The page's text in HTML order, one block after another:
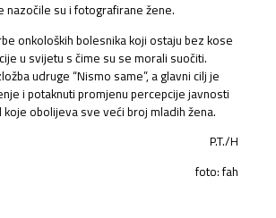
nazočile su i fotografirane žene.
onkoloških bolesnika koji ostaju bez kose
u svijetu s čime su se morali suočiti.
udruge “Nismo same”, a glavni cilj je
i potaknuti promjenu percepcije javnosti
obolijeva sve veći broj mladih žena.
P.T./H
foto: fah